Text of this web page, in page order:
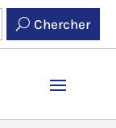
Chercher